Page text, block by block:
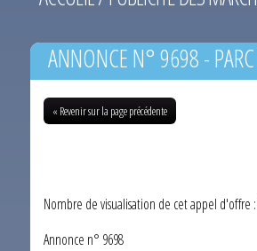
ANNONCE N° 9698 -
« Revenir sur la page précédente
Nombre de visualisation de cet appel d'offre :
Annonce n° 9698